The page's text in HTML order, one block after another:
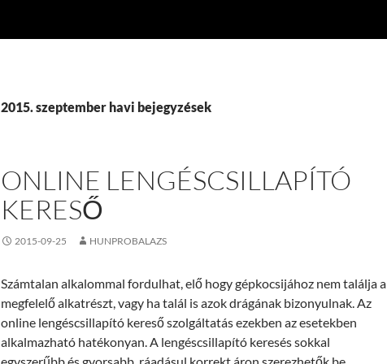
2015. szeptember havi bejegyzések
ONLINE LENGÉSCSILLAPÍTÓ
KERESŐ
2015-09-25 HUNPROBALAZS
Számtalan alkalommal fordulhat, elő hogy gépkocsijához nem találja a
megfelelő alkatrészt, vagy ha talál is azok drágának bizonyulnak. Az
online lengéscsillapító kereső szolgáltatás ezekben az esetekben
alkalmazható hatékonyan. A lengéscsillapító keresés sokkal